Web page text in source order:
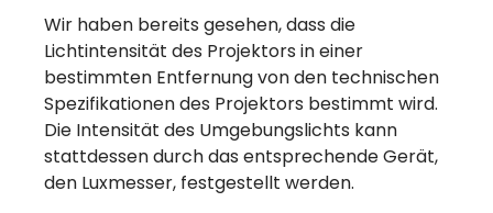
Wir haben bereits gesehen, dass die
Lichtintensität des Projektors in einer
bestimmten Entfernung von den technischen
Spezifikationen des Projektors bestimmt wird.
Die Intensität des Umgebungslichts kann
stattdessen durch das entsprechende Gerät,
den Luxmesser, festgestellt werden.